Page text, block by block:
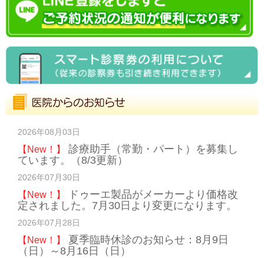
2026年08月03日
【New！】
診療助手（常勤・パート）を募集し
ています。（8/3更新）
2026年07月30日
【New！】
ドゥーエ製品がメーカーより価格改
定されました。7月30日より変更になります。
2026年07月28日
【New！】
夏季臨時休診のお知らせ：8月9日
（日）～8月16日（日）